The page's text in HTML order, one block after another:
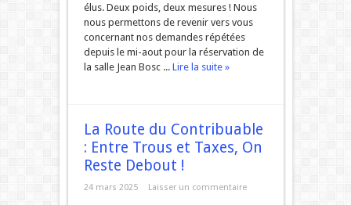
élus. Deux poids, deux mesures ! Nous
nous permettons de revenir vers vous
concernant nos demandes répétées
depuis le mi-aout pour la réservation de
la salle Jean Bosc ... Lire la suite »
La Route du Contribuable
: Entre Trous et Taxes, On
Reste Debout !
24 mars 2025 Laisser un commentaire